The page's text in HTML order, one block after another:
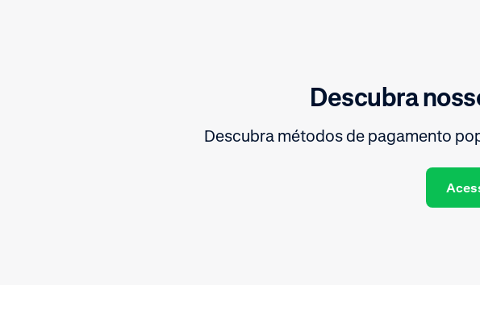
Descubra
Descubra métodos de pagamento